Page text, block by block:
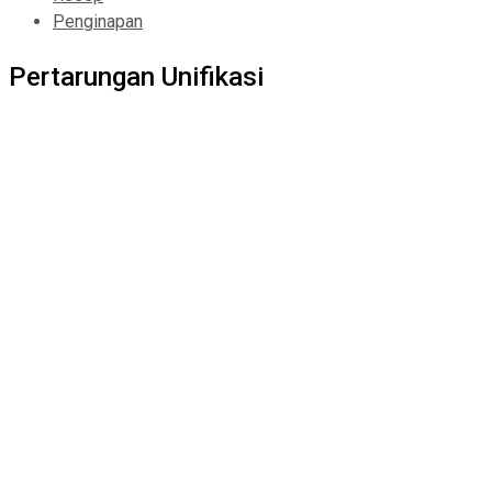
Penginapan
Pertarungan Unifikasi